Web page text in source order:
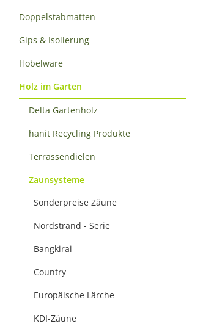
Doppelstabmatten
Gips & Isolierung
Hobelware
Holz im Garten
Delta Gartenholz
hanit Recycling Produkte
Terrassendielen
Zaunsysteme
Sonderpreise Zäune
Nordstrand - Serie
Bangkirai
Country
Europäische Lärche
KDI-Zäune